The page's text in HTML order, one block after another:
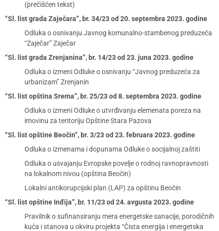
(prečišćen tekst)
“Sl. list grada Zaječara”, br. 34/23 od 20. septembra 2023. godine
Odluka o osnivanju Javnog komunalno-stambenog preduzeća
“Zaječar” Zaječar
“Sl. list grada Zrenjanina”, br. 14/23 od 23. juna 2023. godine
Odluka o izmeni Odluke o osnivanju “Javnog preduzeća za
urbanizam” Zrenjanin
“Sl. list opština Srema”, br. 25/23 od 8. septembra 2023. godine
Odluka o izmeni Odluke o utvrđivanju elemenata poreza na
imovinu za teritoriju Opštine Stara Pazova
“Sl. list opštine Beočin”, br. 3/23 od 23. februara 2023. godine
Odluka o izmenama i dopunama Odluke o socijalnoj zaštiti
Odluka o usvajanju Evropske povelje o rodnoj ravnopravnosti
na lokalnom nivou (opština Beočin)
Lokalni antikorupcijski plan (LAP) za opštinu Beočin
“Sl. list opštine Inđija”, br. 11/23 od 24. avgusta 2023. godine
Pravilnik o sufinansiranju mera energetske sanacije, porodičnih
kuća i stanova u okviru projekta “Čista energija i energetska